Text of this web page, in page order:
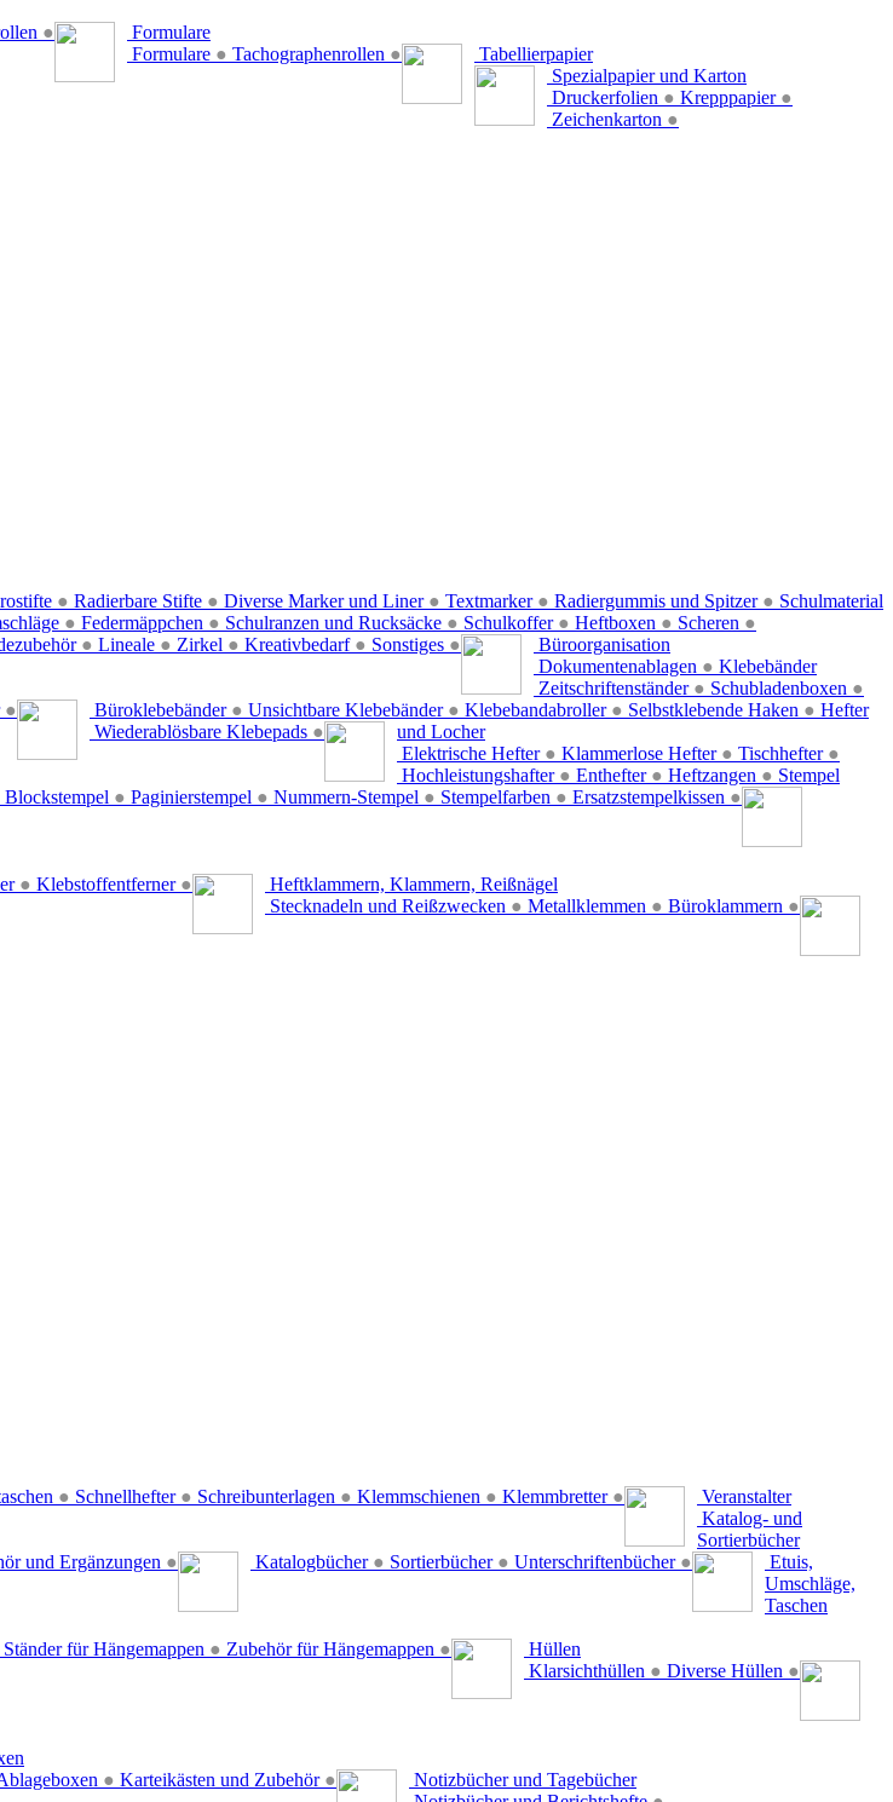
●
Formulare
Formulare ● Tachographenrollen ●
Tabellierpapier
Spezialpapier und Karton
Druckerfolien ● Krepppapier ●
Zeichenkarton ●
● Radierbare Stifte ● Diverse Marker und Liner ● Textmarker ● Radiergummis und Spitzer ● Schulmaterial
● Federmäppchen ● Schulranzen und Rucksäcke ● Schulkoffer ● Heftboxen ● Scheren ●
● Lineale ● Zirkel ● Kreativbedarf ● Sonstiges ●
Büroorganisation
Dokumentenablagen ●
Zeitschriftenständer ● Schubladenboxen ●
●
Klebebänder
Büroklebebänder ● Unsichtbare Klebebänder ● Klebebandabroller ● Selbstklebende Haken ●
Wiederablösbare Klebepads ●
Hefter
und Locher
Elektrische Hefter ● Klammerlose Hefter ● Tischhefter ●
Hochleistungshafter ● Enthefter ● Heftzangen ● Stempel
Blockstempel ● Paginierstempel ● Nummern-Stempel ● Stempelfarben ● Ersatzstempelkissen ●
● Klebstoffentferner ●
Heftklammern, Klammern, Reißnägel
Stecknadeln und Reißzwecken ● Metallklemmen ● Büroklammern ●
● Schnellhefter ● Schreibunterlagen ● Klemmschienen ● Klemmbretter ● Veranstalter
und Ergänzungen ●
Katalog- und
Sortierbücher
Katalogbücher ● Sortierbücher ● Unterschriftenbücher ●
Etuis,
Umschläge,
Taschen
Ständer für Hängemappen ● Zubehör für Hängemappen ●
Hüllen
Klarsichthüllen ● Diverse Hüllen ●
● Karteikästen und Zubehör ●
Notizbücher und Tagebücher